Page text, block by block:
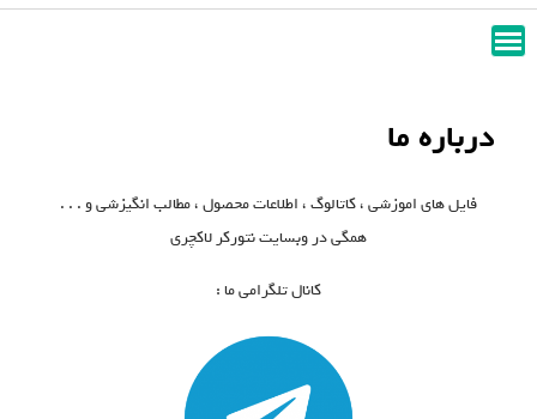
n
درباره ما
فایل های اموزشی ، کاتالوگ ، اطلاعات محصول ، مطالب انگیزشی و . . .
همگی در وبسایت نتورکر لاکچری
کانال تلگرامی ما :